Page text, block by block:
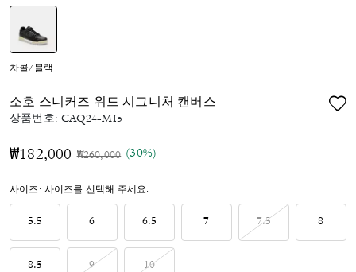
차콜/블랙
소호 스니커즈 위드 시그니처 캔버스
상품번호:CAQ24-MI5
₩182,000 가격 인하 전
₩260,000인하됨
(30%)
사이즈: 사이즈를 선택해 주세요.
5.5 6 6.5 7 7.5 8
8.5 9 10